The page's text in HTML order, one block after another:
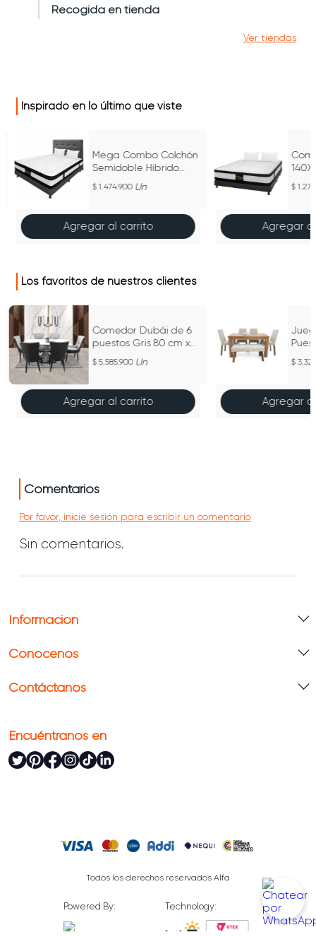
Recogida en tienda
Ver tiendas
Inspirado en lo último que viste
Mega Combo Colchón
Semidoble Híbrido
Espumado Gris 120Cm
X 190Cm
1.474.900 Un
Agregar al carrito Agregar
Los favoritos de nuestros clientes
Comedor Dubái de 6
puestos Gris 80 cm x
160 cm
5.585.900 Un
Agregar al carrito
Tela
Agregar
Comentarios
Por favor, inicie sesión para escribir un comentario
Sin comentarios.
Información
Conócenos
Contáctanos
Encuéntranos en
Todos los derechos reservados Alfa
Powered By: Technology: